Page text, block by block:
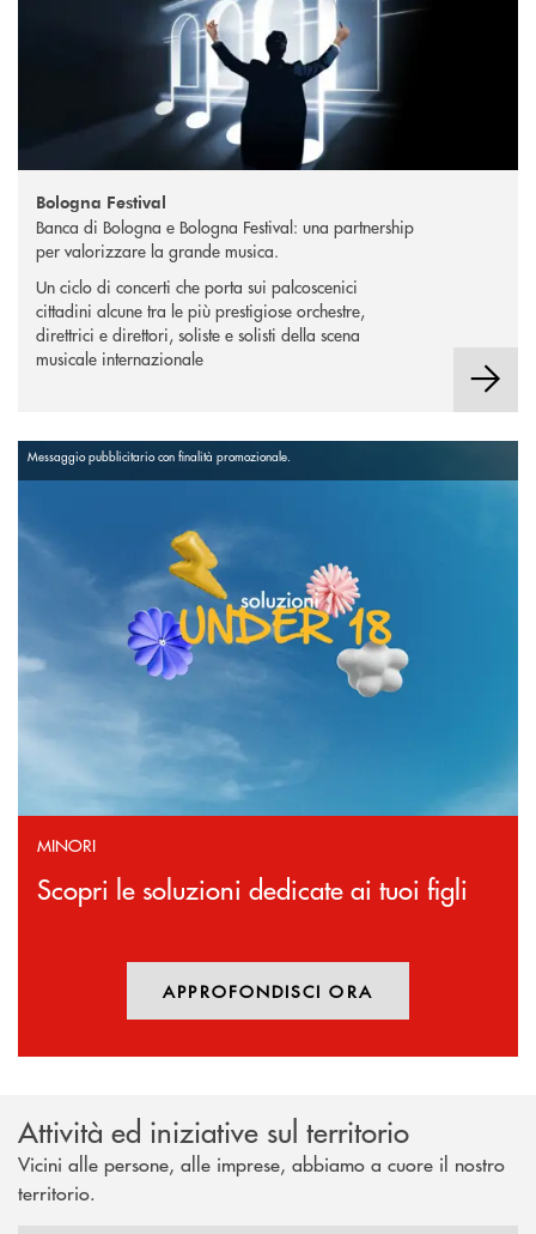
Bologna Festival
Banca di Bologna e Bologna Festival: una partnership
per valorizzare la grande musica.
Un ciclo di concerti che porta sui palcoscenici
cittadini alcune tra le più prestigiose orchestre,
direttrici e direttori, soliste e solisti della scena
musicale internazionale
Messaggio pubblicitario con finalità promozionale.
MINORI
Scopri le soluzioni dedicate ai tuoi figli
APPROFONDISCI ORA
Attività ed iniziative sul territorio
Vicini alle persone, alle imprese, abbiamo a cuore il nostro
territorio.